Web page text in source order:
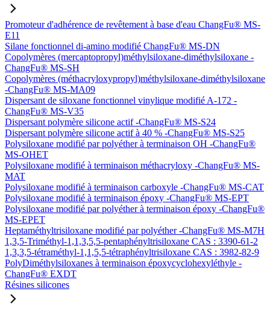
Promoteur d'adhérence de revêtement à base d'eau ChangFu® MS-
E11
Silane fonctionnel di-amino modifié ChangFu® MS-DN
Copolymères (mercaptopropyl)méthylsiloxane-diméthylsiloxane -
ChangFu® MS-SH
Copolymères (méthacryloxypropyl)méthylsiloxane-diméthylsiloxane
-ChangFu® MS-MA09
Dispersant de siloxane fonctionnel vinylique modifié A-172 -
ChangFu® MS-V35
Dispersant polymère silicone actif -ChangFu® MS-S24
Dispersant polymère silicone actif à 40 % -ChangFu® MS-S25
Polysiloxane modifié par polyéther à terminaison OH -ChangFu®
MS-OHET
Polysiloxane modifié à terminaison méthacryloxy -ChangFu® MS-
MAT
Polysiloxane modifié à terminaison carboxyle -ChangFu® MS-CAT
Polysiloxane modifié à terminaison époxy -ChangFu® MS-EPT
Polysiloxane modifié par polyéther à terminaison époxy -ChangFu®
MS-EPET
Heptaméthyltrisiloxane modifié par polyéther -ChangFu® MS-M7H
1,3,5-Triméthyl-1,1,3,5,5-pentaphényltrisiloxane CAS : 3390-61-2
1,3,3,5-tétraméthyl-1,1,5,5-tétraphényltrisiloxane CAS : 3982-82-9
PolyDiméthylsiloxanes à terminaison époxycyclohexyléthyle -
ChangFu® EXDT
Résines silicones